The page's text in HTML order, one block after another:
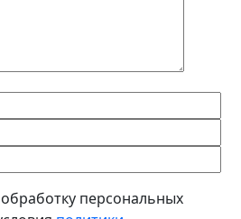
персональных